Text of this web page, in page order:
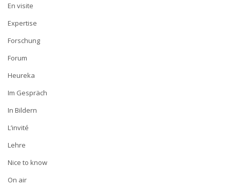
En visite
Expertise
Forschung
Forum
Heureka
Im Gespräch
In Bildern
L’invité
Lehre
Nice to know
On air